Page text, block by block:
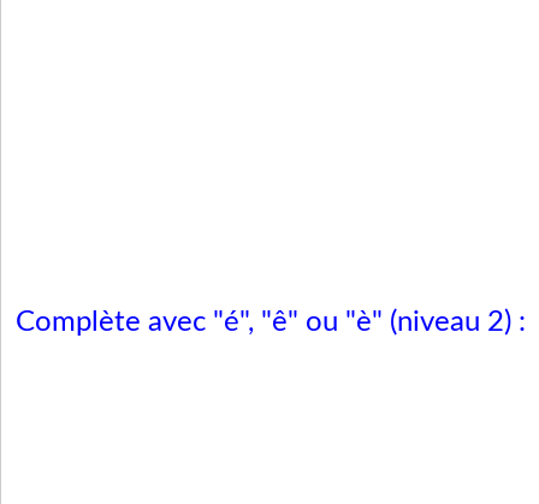
Complète avec "é", "ê" ou "è" (niveau 2) :